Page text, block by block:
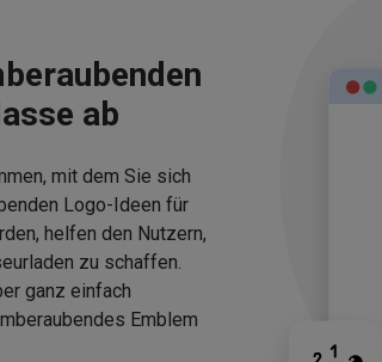
ab
mit dem Sie sich
Logo-Ideen für
helfen den Nutzern,
zu schaffen.
ganz einfach
Emblem